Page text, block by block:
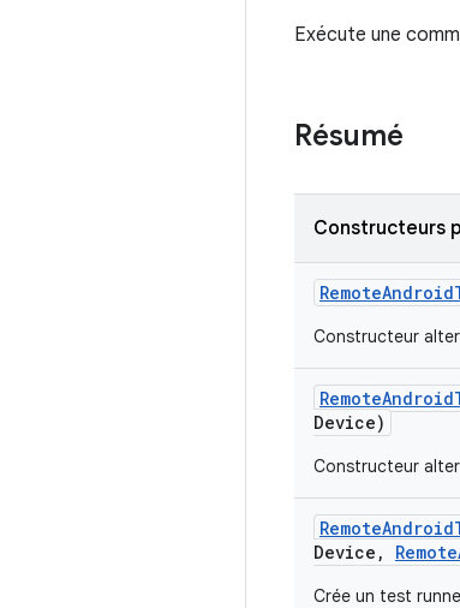
Exécute une
Résumé
Constructeurs
RemoteAndroid
Constructeur
RemoteAndroid
Device)
Constructeur
RemoteAndroid
Device , Remote
Crée un test